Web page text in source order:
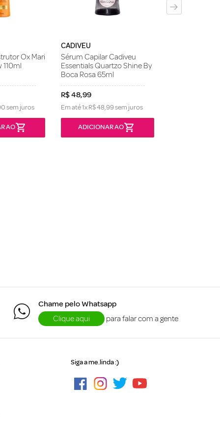
Ox Mari
110ml
sem juros
AO
CADIVEU
Sérum Capilar Cadiveu
Essentials Quartzo Shine By
Boca Rosa 65ml
R$48,99
Em até1xR$48,99sem juros
ADICIONAR AO
Chame pelo Whatsapp
Clique aqui
para falar com a gente
Siga a me.linda :)